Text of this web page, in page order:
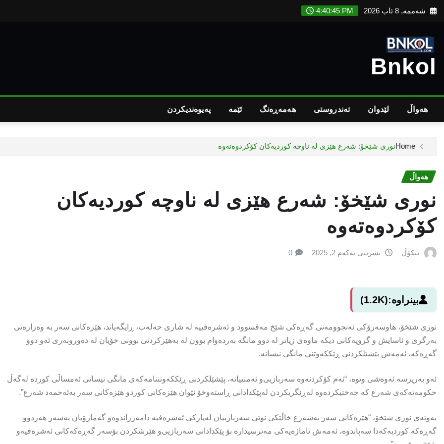
Skip
شەممە, 8 ئاب 2026 4:40:47 PM
Bnkol
هەواڵ لێدوان تەندروستى هەمەڕەنگ ئێمە پەیوەندیکردن
Homeنوری شێخۆ: شه‌رع هێزى لە ناوچە کوردیەکان كۆكردوەتەوه‌
هەواڵ
نوری شێخۆ: شه‌رع هێزى لە ناوچە کوردیەکان
كۆكردوەتەوه‌
بنکۆڵ تشرینی یەکەم 2, 2025 0
بینراوە:(1.2K)
نوری شێخۆ، هاوسەرۆکی ئەنجوومەنی گەڕەکی شێخ مەقسوود و ئەشرەفییە لە شاری حەلەب، ڕایگەیاند، هێزەکانی سەر بە وەزارەتی
بەرگری و ئاسایش و گروپەکانی دیکە ماوەی زیاتر لە دوو مانگە بەردەوام بوون لە بەهێزکردنی بوونی خۆیان لە دەوروبەری ئەو دوو
گەڕەکە، ئەمەش پێشێلکردنی ڕێککەوتنی مانگی نیسانە.
ئەو بەرپرسە ئه‌وه‌شى وتوه‌، “ئەم کۆکردنەوە سەربازیی‌و ئەمنییانە، پێشێلکردنی ڕێککەوتننامه‌كه‌ى مانگی نیسانى ئه‌مساڵى كورده‌ لەگەڵ
حکومەته‌كه‌ى شه‌رع کە جه‌ختیكرده‌وه‌ له‌ڕێگریکردن لەپێکدادانی ڕاستەوخۆ نێوان هێزه‌كانى كوردو هێزه‌كانى سه‌ر به‌ئه‌حمه‌د شه‌رع”.
به‌وته‌ى نورى شێخۆ، “هێزەكانى سه‌ر به‌شه‌رع خاڵێکی نوێی سەربازییان لەپارکی ئەشرەفیە دامەزراندوەو گه‌مارۆیان به‌سه‌ر هه‌ردوو
گه‌ڕه‌كه‌ كوردیه‌كه‌دا سه‌پاندوه‌، ئەمەش ئاماژەیەكى مه‌ترسیداره‌ بۆ پێكدادانى سه‌ربازیى‌و هێرشكردن بۆسه‌ر گەڕەکەکانى ئه‌شره‌فیه‌و